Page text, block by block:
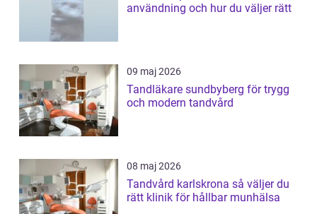
användning och hur du väljer rätt
09 maj 2026
Tandläkare sundbyberg för trygg
och modern tandvård
08 maj 2026
Tandvård karlskrona så väljer du
rätt klinik för hållbar munhälsa